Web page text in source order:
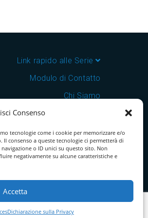
Consenso
tecnologie come i cookie per memorizzare e/o
consenso a queste tecnologie ci permetterà di
o ID unici su questo sito. Non
negativamente su alcune caratteristiche e
Accetta
Dichiarazione sulla Privacy
Link rapido alle Serie
Modulo di Contatto
Chi Siamo
Download Catalogo PDF
Cookie Policy